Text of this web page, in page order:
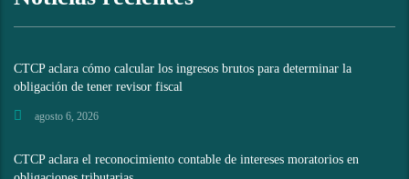
CTCP aclara cómo calcular los ingresos brutos para determinar la
obligación de tener revisor fiscal
agosto 6, 2026
CTCP aclara el reconocimiento contable de intereses moratorios en